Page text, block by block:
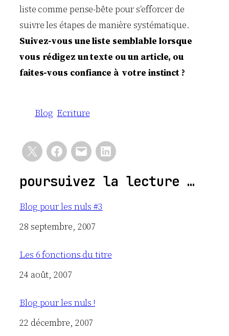
liste comme pense-bête pour s’efforcer de
suivre les étapes de manière systématique.
Suivez-vous une liste semblable lorsque
vous rédigez un texte ou un article, ou
faites-vous confiance à votre instinct ?
Blog Ecriture
poursuivez la lecture …
Blog pour les nuls #3
Date
28 septembre, 2007
Les 6 fonctions du titre
Date
24 août, 2007
Blog pour les nuls !
Date
22 décembre, 2007